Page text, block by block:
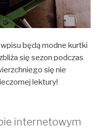
będą modne kurtki
się sezon podczas
się nie
lektury!
internetowym